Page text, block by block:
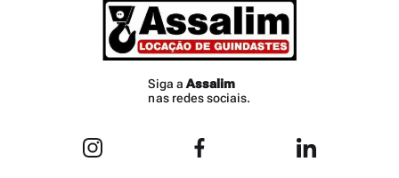
Siga a Assalim
nas redes sociais.